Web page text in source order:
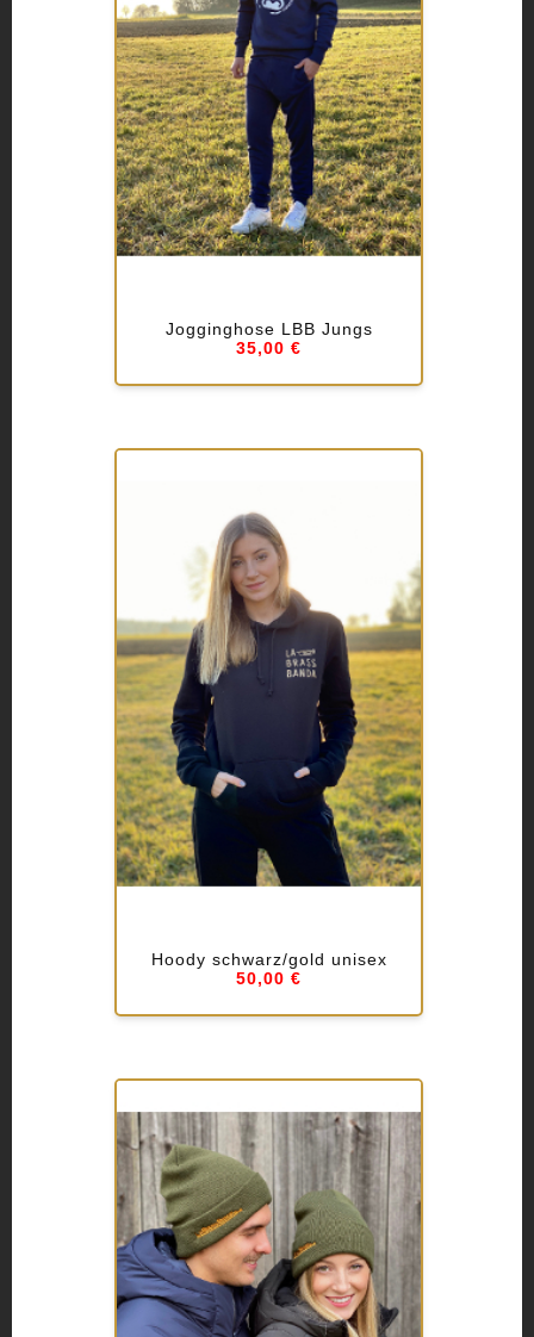
Jogginghose LBB Jungs
35,00 €
Hoody schwarz/gold unisex
50,00 €